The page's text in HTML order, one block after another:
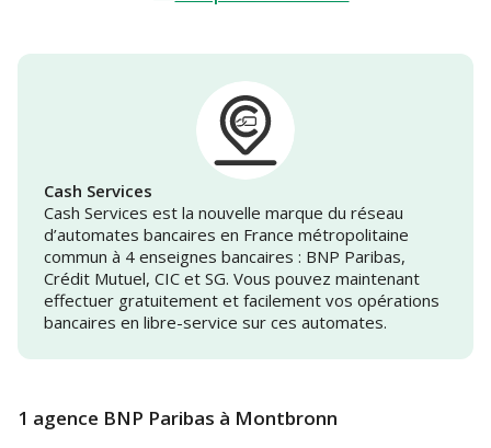
Cash Services
Cash Services est la nouvelle marque du réseau
d’automates bancaires en France métropolitaine
commun à 4 enseignes bancaires : BNP Paribas,
Crédit Mutuel, CIC et SG. Vous pouvez maintenant
effectuer gratuitement et facilement vos opérations
bancaires en libre-service sur ces automates.
1 agence BNP Paribas à Montbronn